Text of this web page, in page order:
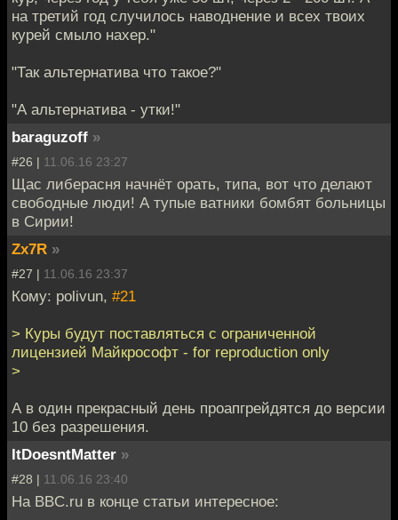
на третий год случилось наводнение и всех твоих
курей смыло нахер."
"Так альтернатива что такое?"
"А альтернатива - утки!"
baraguzoff »
#26 | 11.06.16 23:27
Щас либерасня начнёт орать, типа, вот что делают
свободные люди! А тупые ватники бомбят больницы
в Сирии!
Zx7R »
#27 | 11.06.16 23:37
Кому: polivun, #21
> Куры будут поставляться с ограниченной
лицензией Майкрософт - for reproduction only
>
А в один прекрасный день проапгрейдятся до версии
10 без разрешения.
ItDoesntMatter »
#28 | 11.06.16 23:40
На BBC.ru в конце статьи интересное: